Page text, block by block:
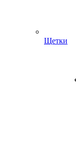
Щетки